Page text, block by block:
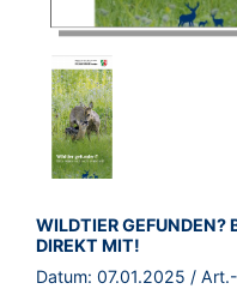
BROSCHÜRE:
WILDTIER
DIREKT MIT!
Datum: 07.01.2025 /